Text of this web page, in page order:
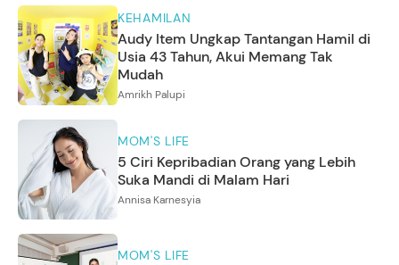
KEHAMILAN
Audy Item Ungkap Tantangan Hamil di
Usia 43 Tahun, Akui Memang Tak
Mudah
Amrikh Palupi
MOM'S LIFE
5 Ciri Kepribadian Orang yang Lebih
Suka Mandi di Malam Hari
Annisa Karnesyia
MOM'S LIFE